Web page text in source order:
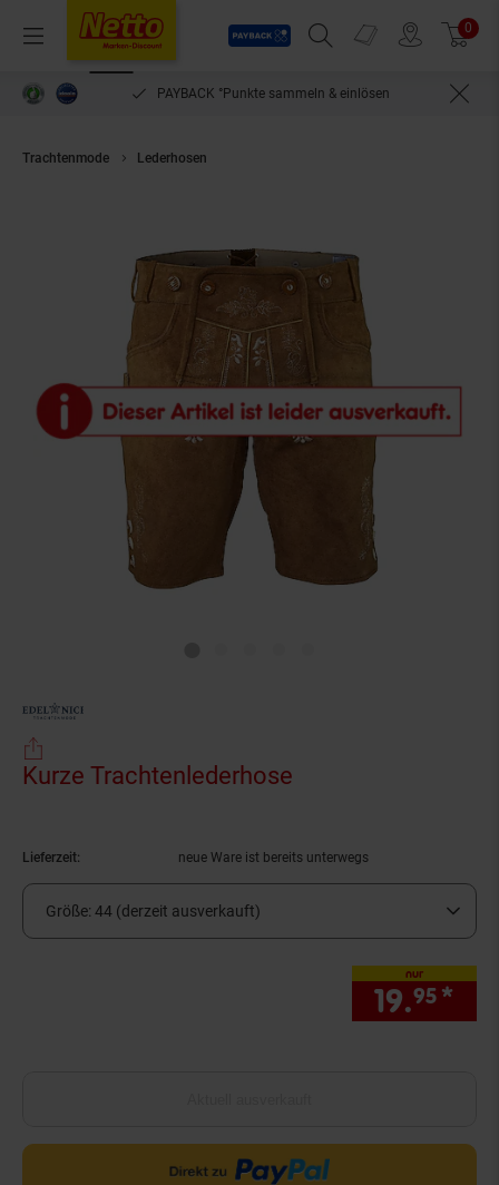
Menü
Payback
Suchfeld einblenden
Prospekte 0
PAYBACK °Punkte sammeln & einlösen
Trachtenmode Lederhosen
Kurze Trachtenlederhose
Lieferzeit: neue Ware ist bereits unterwegs
Größe: 44 (derzeit ausverkauft)
nur
19.95 *